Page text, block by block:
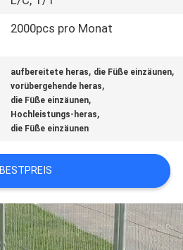
2000pcs pro Monat
aufbereitete heras, die Füße einzäunen,
vorübergehende heras,
die Füße einzäunen,
Hochleistungs-heras,
die Füße einzäunen
BESTPREIS